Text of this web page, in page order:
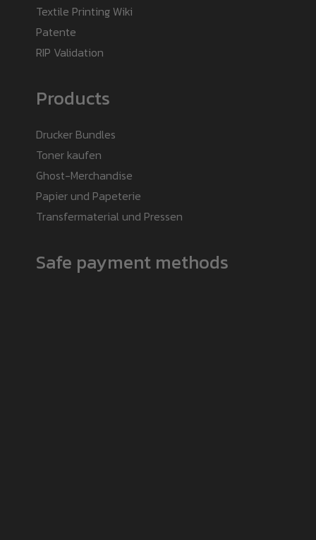
Textile Printing Wiki
Patente
RIP Validation
Products
Drucker Bundles
Toner kaufen
Ghost-Merchandise
Papier und Papeterie
Transfermaterial und Pressen
Safe payment methods